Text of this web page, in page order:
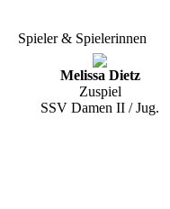
Spieler & Spielerinnen
Melissa Dietz
Zuspiel
SSV Damen II / Jug.